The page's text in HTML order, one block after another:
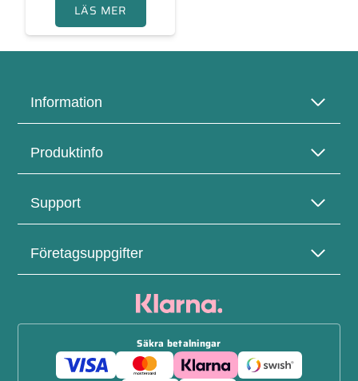
LÄS MER
Information
Produktinfo
Support
Företagsuppgifter
Säkra betalningar